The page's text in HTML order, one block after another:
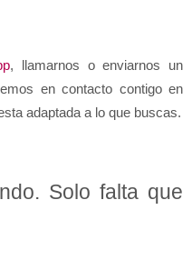
, llamarnos o enviarnos un
en contacto contigo en
adaptada a lo que buscas.
Solo falta que